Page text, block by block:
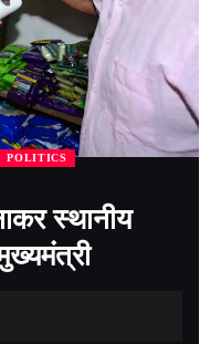
POLITICS
स्थानीय